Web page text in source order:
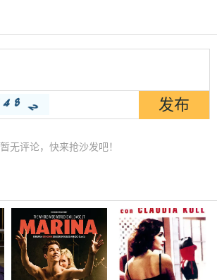
暂无评论，快来抢沙发吧！